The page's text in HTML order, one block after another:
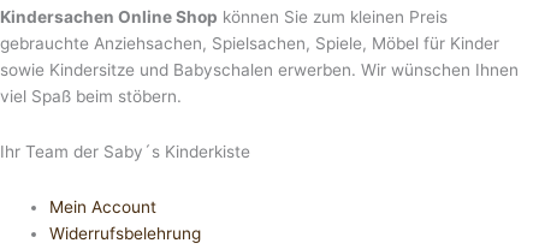
Kindersachen Online Shop können Sie zum kleinen Preis
gebrauchte Anziehsachen, Spiel­sachen, Spiele, Möbel für Kinder
sowie Kindersitze und Babyschalen erwerben. Wir wünschen Ihnen
viel Spaß beim stöbern.
Ihr Team der Saby´s Kinderkiste
Mein Account
Widerrufsbelehrung